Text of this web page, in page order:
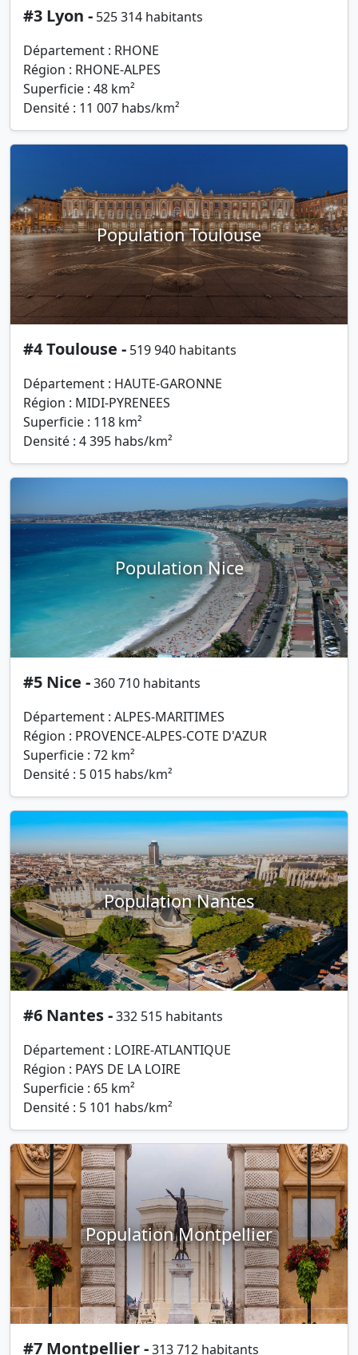
#3 Lyon - 525 314 habitants
Département : RHONE
Région : RHONE-ALPES
Superficie : 48 km²
Densité : 11 007 habs/km²
Population Toulouse
#4 Toulouse - 519 940 habitants
Département : HAUTE-GARONNE
Région : MIDI-PYRENEES
Superficie : 118 km²
Densité : 4 395 habs/km²
Population Nice
#5 Nice -360 710 habitants
Département : ALPES-MARITIMES
Région : PROVENCE-ALPES-COTE D'AZUR
Superficie : 72 km²
Densité : 5 015 habs/km²
Population Nantes
#6 Nantes -332 515 habitants
Département : LOIRE-ATLANTIQUE
Région : PAYS DE LA LOIRE
Superficie : 65 km²
Densité : 5 101 habs/km²
Population Montpellier
#7 Montpellier -313 712 habitants